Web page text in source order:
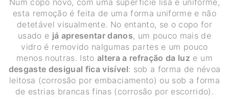
esta remoção é feita de uma forma uniforme e não
detetável visualmente. No entanto, se o copo for
usado e já apresentar danos, um pouco mais de
vidro é removido nalgumas partes e um pouco
menos noutras. Isto altera a refração da luz e um
desgaste desigual fica visível: sob a forma de névoa
leitosa (corrosão por embaciamento) ou sob a forma
de estrias brancas finas (corrosão por escorrido).